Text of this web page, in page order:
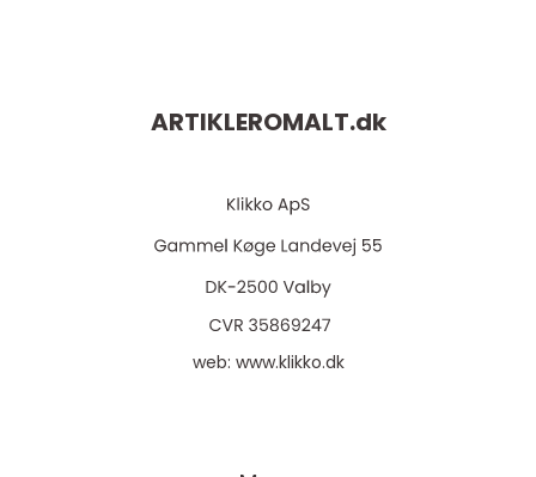
ARTIKLEROMALT.dk
web: www.klikko.dk